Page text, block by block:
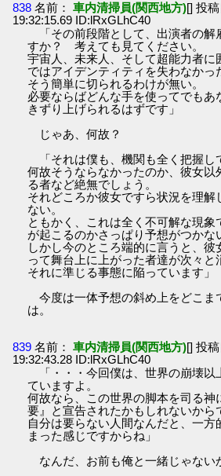
838 名前： 車内清掃員(関西地方)[] 投
19:32:15.69 ID:lRxGLhC40
「その前段階として、出演者の解
すか？ 考えても見てください。
宇宙人、未来人、そして超能力者に
ではアイデンティティを失わなかっ
そう簡単に切られるわけが無い。
必要ならばどんな手を使ってでもあ
きずり上げられるはずです」
じゃあ、何故？
「それは僕も、機関も全く把握し
何故そうならなかったのか、彼女以
る者など絶無でしょう。
それどころか彼女ですら状況を理解
ない。
ともかく、これは全く不可解な現象
が起こるのかさっぱり予想がつかな
しかし今のところ端的に言うと、彼
って舞台上に上がった者達が次々と
それに準じる事態に陥っています」
今度は一体予想の斜め上をどこま
は。
839 名前： 車内清掃員(関西地方)[] 投
19:32:43.28 ID:lRxGLhC40
「・・・今回僕は、世界の崩壊以
ていますよ。
何故なら、この世界の脚本を司る神
要』と宣告されたかもしれないから
自分は要らない人間なんだと、一方
まった感じですからね」
なんだ、お前も俺と一緒じゃない